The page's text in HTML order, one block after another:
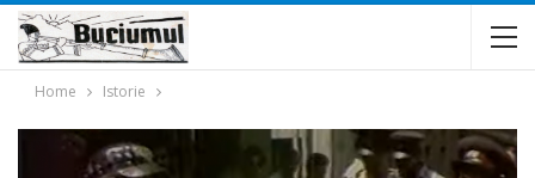
Home Istorie